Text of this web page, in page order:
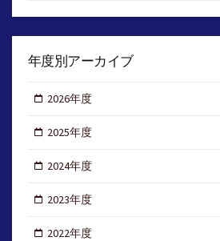
年度別アーカイブ
2026年度
2025年度
2024年度
2023年度
2022年度